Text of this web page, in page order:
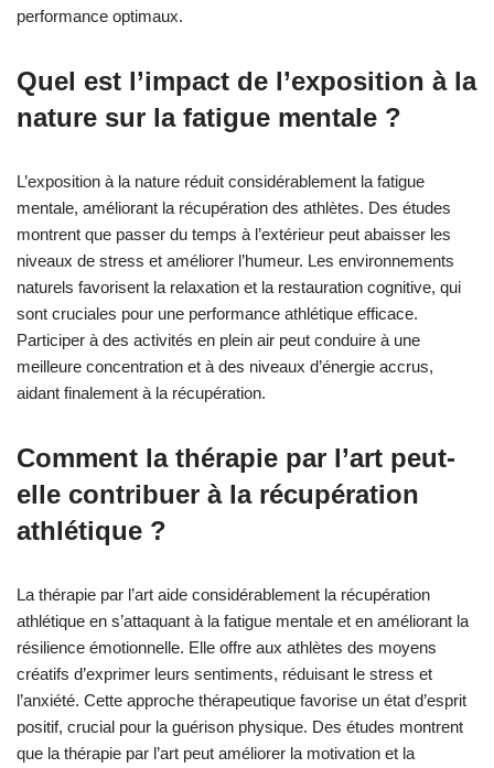
performance optimaux.
Quel est l’impact de l’exposition à la
nature sur la fatigue mentale ?
L’exposition à la nature réduit considérablement la fatigue
mentale, améliorant la récupération des athlètes. Des études
montrent que passer du temps à l’extérieur peut abaisser les
niveaux de stress et améliorer l’humeur. Les environnements
naturels favorisent la relaxation et la restauration cognitive, qui
sont cruciales pour une performance athlétique efficace.
Participer à des activités en plein air peut conduire à une
meilleure concentration et à des niveaux d’énergie accrus,
aidant finalement à la récupération.
Comment la thérapie par l’art peut-
elle contribuer à la récupération
athlétique ?
La thérapie par l’art aide considérablement la récupération
athlétique en s’attaquant à la fatigue mentale et en améliorant la
résilience émotionnelle. Elle offre aux athlètes des moyens
créatifs d’exprimer leurs sentiments, réduisant le stress et
l’anxiété. Cette approche thérapeutique favorise un état d’esprit
positif, crucial pour la guérison physique. Des études montrent
que la thérapie par l’art peut améliorer la motivation et la